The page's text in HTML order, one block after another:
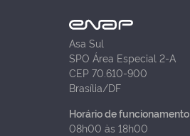
Asa Sul
SPO Área Especial 2-A
CEP 70.610-900
Brasília/DF
Horário de funcionamento
08h00 às 18h00